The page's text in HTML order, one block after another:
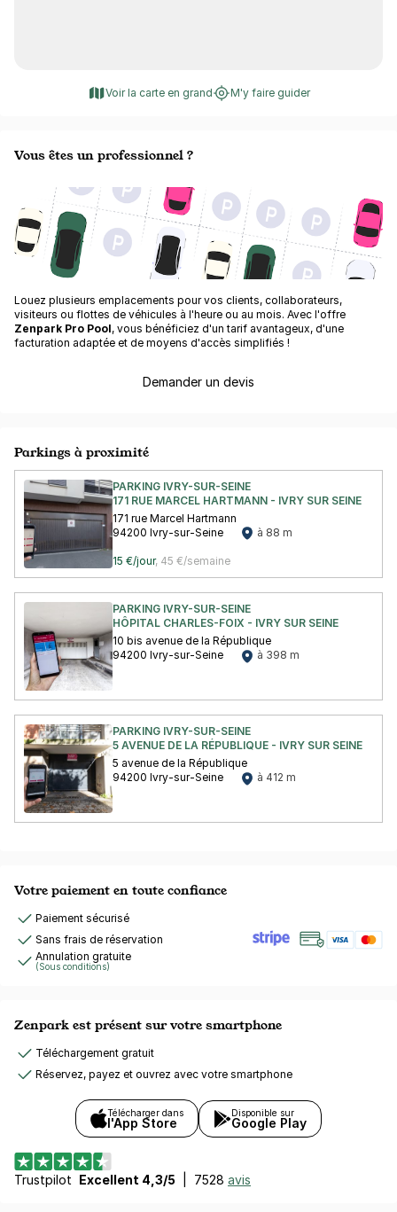
Voir la carte en grand M'y faire guider
Vous êtes un professionnel ?
Louez plusieurs emplacements pour vos clients, collaborateurs,
visiteurs ou flottes de véhicules à l'heure ou au mois. Avec l'offre
Zenpark Pro Pool, vous bénéficiez d'un tarif avantageux, d'une
facturation adaptée et de moyens d'accès simplifiés !
Demander un devis
Parkings à proximité
PARKING IVRY-SUR-SEINE
171 RUE MARCEL HARTMANN - IVRY SUR SEINE
171 rue Marcel Hartmann
94200 Ivry-sur-Seine
à 88 m
15 €/jour, 45 €/semaine
PARKING IVRY-SUR-SEINE
HÔPITAL CHARLES-FOIX - IVRY SUR SEINE
10 bis avenue de la République
94200 Ivry-sur-Seine
à 398 m
PARKING IVRY-SUR-SEINE
5 AVENUE DE LA RÉPUBLIQUE - IVRY SUR SEINE
5 avenue de la République
94200 Ivry-sur-Seine
à 412 m
Votre paiement en toute confiance
Paiement sécurisé
Sans frais de réservation
Annulation gratuite
(Sous conditions)
Zenpark est présent sur votre smartphone
Téléchargement gratuit
Réservez, payez et ouvrez avec votre smartphone
Télécharger dans
l'App Store
Disponible sur
Google Play
Trustpilot Excellent 4,3/5 7528 avis